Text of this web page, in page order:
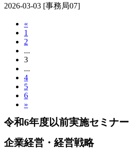
2026-03-03 [事務局07]
«
1
2
...
3
...
4
5
6
»
令和6年度以前実施セミナー
企業経営・経営戦略